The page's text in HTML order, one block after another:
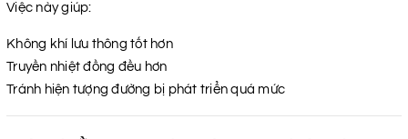
Việc này giúp:
Không khí lưu thông tốt hơn
Truyền nhiệt đồng đều hơn
Tránh hiện tượng đường bị phát triển quá mức